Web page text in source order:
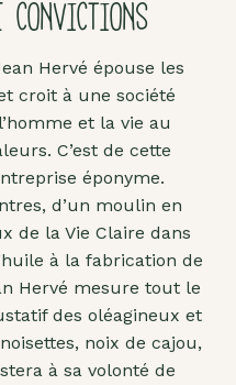
Hervé épouse les
croit à une société
et la vie au
C’est de cette
éponyme.
d’un moulin en
de la Vie Claire dans
à la fabrication de
Hervé mesure tout le
des oléagineux et
noix de cajou,
à sa volonté de
Purées
fruits
secs
Purées
sucrées
dites
"confits"
Livres
Anti-
gaspi
Promotions